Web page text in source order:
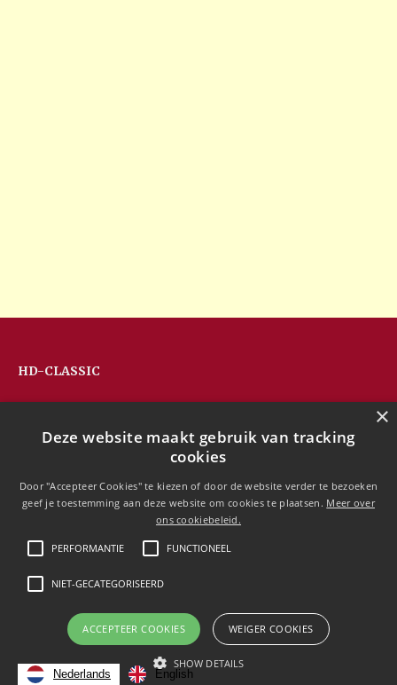
HD-CLASSIC
Hans Devos
3128 Baal
+32(0)477 88 81 84
info@hd-classic.be
Copyright © 2020 HD-Classic
Nederlands English
Free currency conversion
by
Dynamic Converter
×
Deze website maakt gebruik van tracking
cookies
Door "Accepteer Cookies" te kiezen of door de website verder te bezoeken
geef je toestemming aan deze website om cookies te plaatsen. Meer over
ons cookiebeleid.
PERFORMANTIE FUNCTIONEEL
NIET-GECATEGORISEERD
ACCEPTEER COOKIES WEIGER COOKIES
SHOW DETAILS